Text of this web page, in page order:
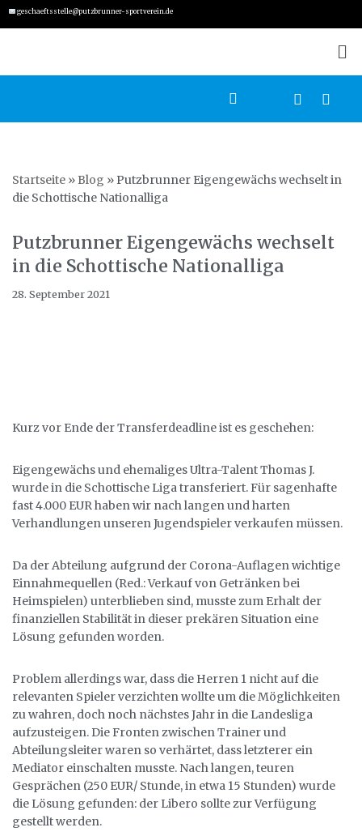
springen
geschaeftsstelle@putzbrunner-sportverein.de
Startseite » Blog » Putzbrunner Eigengewächs wechselt in
die Schottische Nationalliga
Putzbrunner Eigengewächs wechselt
in die Schottische Nationalliga
28. September 2021
Kurz vor Ende der Transferdeadline ist es geschehen:
Eigengewächs und ehemaliges Ultra-Talent Thomas J.
wurde in die Schottische Liga transferiert. Für sagenhafte
fast 4.000 EUR haben wir nach langen und harten
Verhandlungen unseren Jugendspieler verkaufen müssen.
Da der Abteilung aufgrund der Corona-Auflagen wichtige
Einnahmequellen (Red.: Verkauf von Getränken bei
Heimspielen) unterblieben sind, musste zum Erhalt der
finanziellen Stabilität in dieser prekären Situation eine
Lösung gefunden worden.
Problem allerdings war, dass die Herren 1 nicht auf die
relevanten Spieler verzichten wollte um die Möglichkeiten
zu wahren, doch noch nächstes Jahr in die Landesliga
aufzusteigen. Die Fronten zwischen Trainer und
Abteilungsleiter waren so verhärtet, dass letzterer ein
Mediator einschalten musste. Nach langen, teuren
Gesprächen (250 EUR/ Stunde, in etwa 15 Stunden) wurde
die Lösung gefunden: der Libero sollte zur Verfügung
gestellt werden.